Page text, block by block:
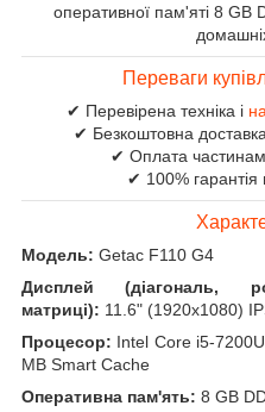
оперативної пам'яті 8 GB
Переваги
✔ Перевірена техніка і
✔ Безкоштовна
✔ Оплата
✔ 100% гарантія
Модель: Getac F110 G4
Дисплей (діагональ,
матриці): 11.6" (1920x1080)
Процесор: Intel Core i5-
MB Smart Cache
Оперативна пам'ять: 8 GB